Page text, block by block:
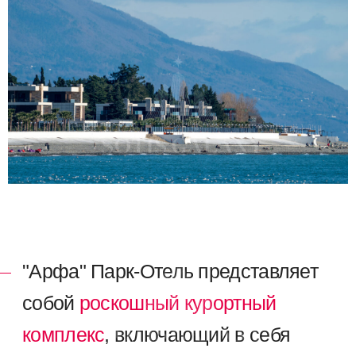
Сириус.
На территории комплекса с
ландшафтным озеленением
находятся уютные виллы, каждая
из которых имеет свою
парковочную зону, индивидуальный
бассейн и выход в сад. "Арфа"
Расположение объекта
удобство и доступность,